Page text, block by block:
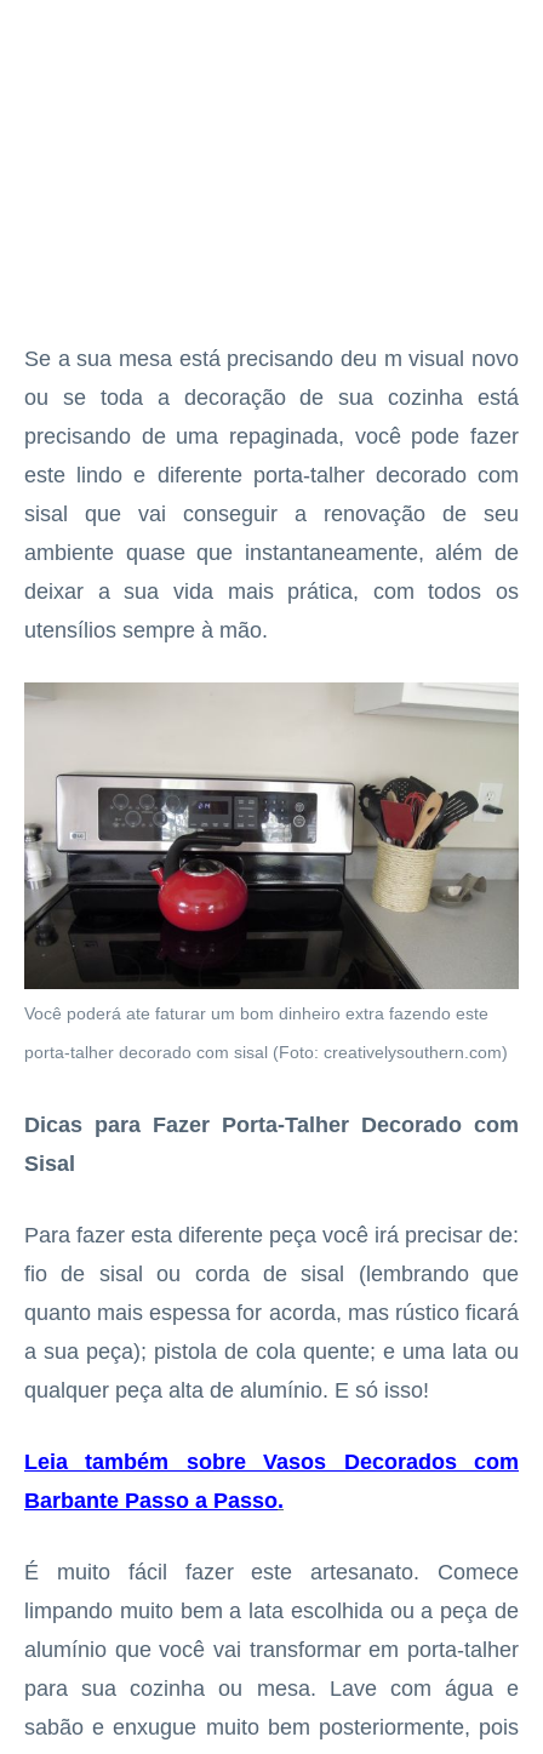
Se a sua mesa está precisando deu m visual novo
ou se toda a decoração de sua cozinha está
precisando de uma repaginada, você pode fazer
este lindo e diferente porta-talher decorado com
sisal que vai conseguir a renovação de seu
ambiente quase que instantaneamente, além de
deixar a sua vida mais prática, com todos os
utensílios sempre à mão.
Você poderá ate faturar um bom dinheiro extra fazendo este
porta-talher decorado com sisal (Foto: creativelysouthern.com)
Dicas para Fazer Porta-Talher Decorado com
Sisal
Para fazer esta diferente peça você irá precisar de:
fio de sisal ou corda de sisal (lembrando que
quanto mais espessa for acorda, mas rústico ficará
a sua peça); pistola de cola quente; e uma lata ou
qualquer peça alta de alumínio. E só isso!
Leia também sobre Vasos Decorados com
Barbante Passo a Passo.
É muito fácil fazer este artesanato. Comece
limpando muito bem a lata escolhida ou a peça de
alumínio que você vai transformar em porta-talher
para sua cozinha ou mesa. Lave com água e
sabão e enxugue muito bem posteriormente, pois